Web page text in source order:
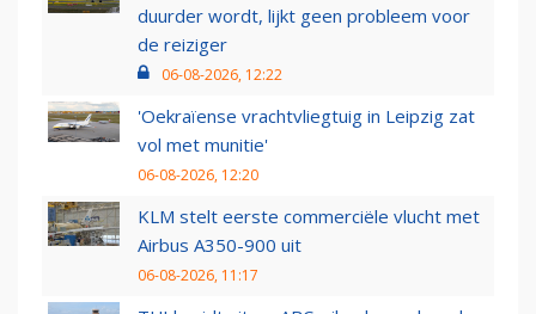
duurder wordt, lijkt geen probleem voor
de reiziger
06-08-2026, 12:22
'Oekraïense vrachtvliegtuig in Leipzig zat
vol met munitie'
06-08-2026, 12:20
KLM stelt eerste commerciële vlucht met
Airbus A350-900 uit
06-08-2026, 11:17